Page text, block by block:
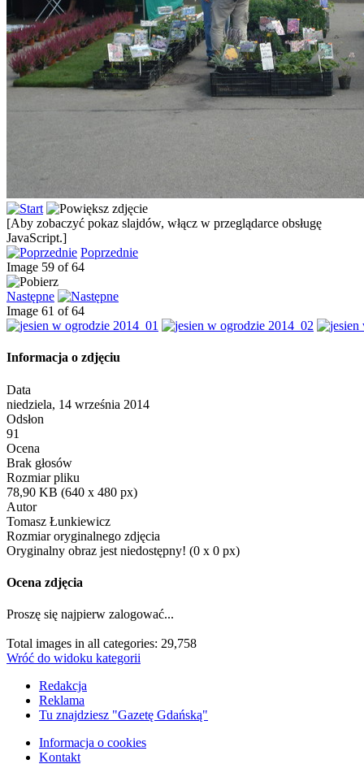
[Aby zobaczyć pokaz slajdów, włącz w przeglądarce obsługę
JavaScript.]
Poprzednie
Image 59 of 64
Następne
Image 61 of 64
Informacja o zdjęciu
Data
niedziela, 14 września 2014
Odsłon
91
Ocena
Brak głosów
Rozmiar pliku
78,90 KB (640 x 480 px)
Autor
Tomasz Łunkiewicz
Rozmiar oryginalnego zdjęcia
Oryginalny obraz jest niedostępny! (0 x 0 px)
Ocena zdjęcia
Proszę się najpierw zalogować...
Total images in all categories: 29,758
Wróć do widoku kategorii
Redakcja
Reklama
Tu znajdziesz "Gazetę Gdańską"
Informacja o cookies
Kontakt